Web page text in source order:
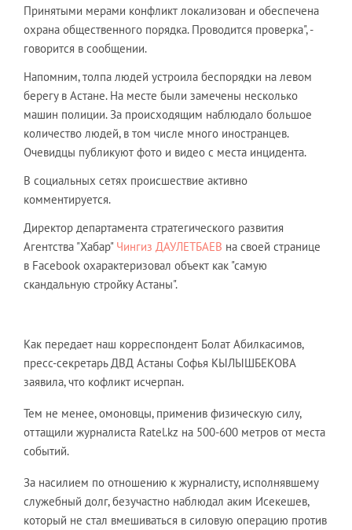
Принятыми мерами конфликт локализован и обеспечена
охрана общественного порядка. Проводится проверка", -
говорится в сообщении.
Напомним, толпа людей устроила беспорядки на левом
берегу в Астане. На месте были замечены несколько
машин полиции. За происходящим наблюдало большое
количество людей, в том числе много иностранцев.
Очевидцы публикуют фото и видео с места инцидента.
В социальных сетях происшествие активно
комментируется.
Директор департамента стратегического развития
Агентства "Хабар" Чингиз ДАУЛЕТБАЕВ на своей странице
в Facebook охарактеризовал объект как "самую
скандальную стройку Астаны".
Как передает наш корреспондент Болат Абилкасимов,
пресс-секретарь ДВД Астаны Софья КЫЛЫШБЕКОВА
заявила, что кофликт исчерпан.
Тем не менее, омоновцы, применив физическую силу,
оттащили журналиста Ratel.kz на 500-600 метров от места
событий.
За насилием по отношению к журналисту, исполнявшему
служебный долг, безучастно наблюдал аким Исекешев,
который не стал вмешиваться в силовую операцию против